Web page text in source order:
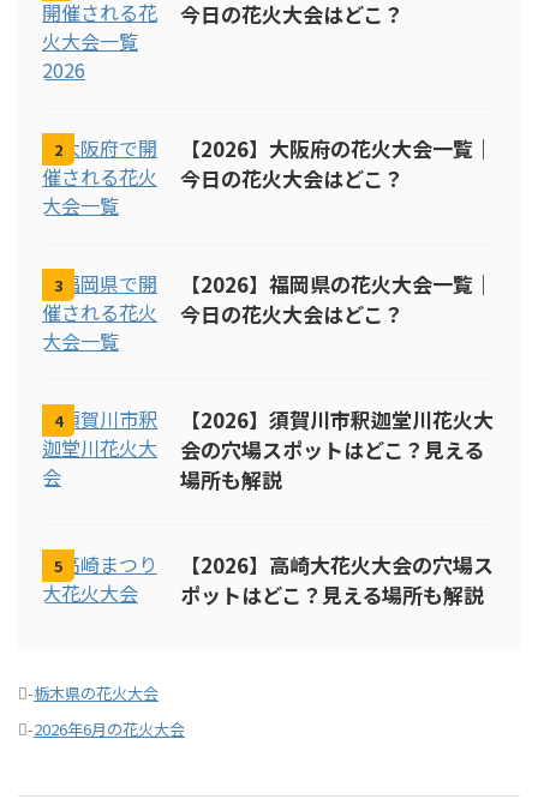
今日の花火大会はどこ？
2
【2026】大阪府の花火大会一覧｜
今日の花火大会はどこ？
3
【2026】福岡県の花火大会一覧｜
今日の花火大会はどこ？
4
【2026】須賀川市釈迦堂川花火大
会の穴場スポットはどこ？見える
場所も解説
5
【2026】高崎大花火大会の穴場ス
ポットはどこ？見える場所も解説
-栃木県の花火大会
-2026年6月の花火大会